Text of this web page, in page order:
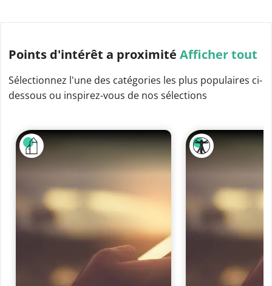
Points d'intérêt a proximité Afficher tout
Sélectionnez l'une des catégories les plus populaires ci-
dessous ou inspirez-vous de nos sélections